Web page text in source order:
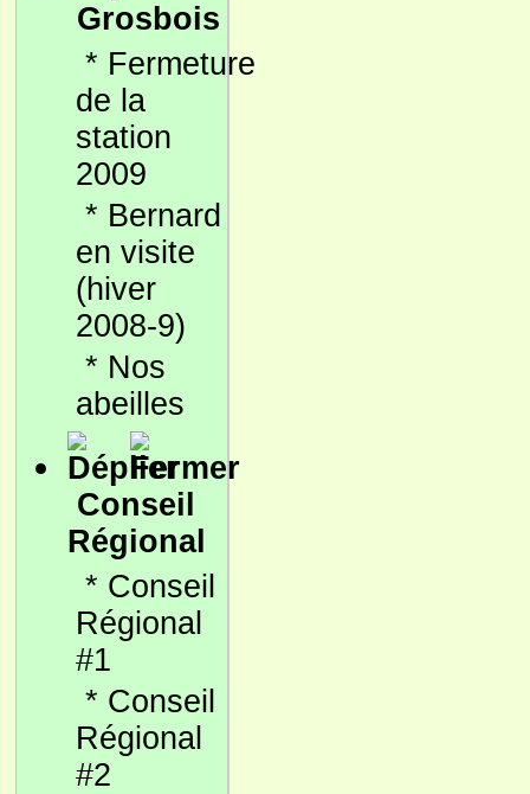
Grosbois
* Fermeture
de la
station
2009
* Bernard
en visite
(hiver
2008-9)
* Nos
abeilles
Conseil
Régional
* Conseil
Régional
#1
* Conseil
Régional
#2